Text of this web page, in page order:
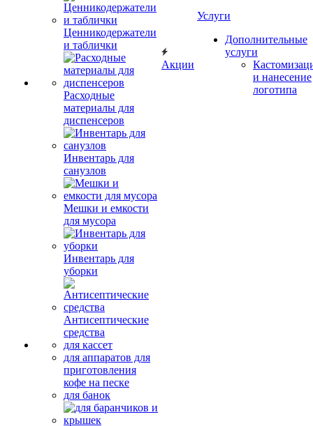
Ценникодержатели
и таблички
Расходные
материалы для
диспенсеров
Инвентарь для
санузлов
Мешки и емкости
для мусора
Инвентарь для
уборки
Антисептические
средства
для кассет
для аппаратов для
приготовления
кофе на песке
для банок
Акции
Услуги
Дополнительные
услуги
и нанесение
логотипа